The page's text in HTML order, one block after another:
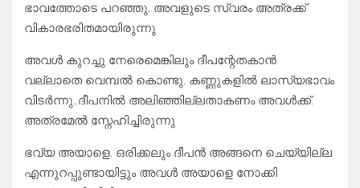
ഭാവത്തോടെ പറഞ്ഞു. അവളുടെ സ്വരം അത്രക്ക്
വികാരഭരിതമായിരുന്നു
അവൾ കുറച്ചു നേരെമെങ്കിലും ദീപന്റേതകാൻ
വല്ലാതെ വെമ്പൽ കൊണ്ടു. കണ്ണുകളിൽ ലാസ്യഭാവം
വിടർന്നു..ദീപനിൽ അലിഞ്ഞില്ലതാകണം അവൾക്ക്.
അത്രമേൽ സ്നേഹിച്ചിരുന്നു
ഭവ്യ അയാളെ. ഒരിക്കലും ദീപൻ അങ്ങനെ ചെയ്യില്ല
എന്നുറപ്പുണ്ടായിട്ടും അവൾ അയാളെ നോക്കി